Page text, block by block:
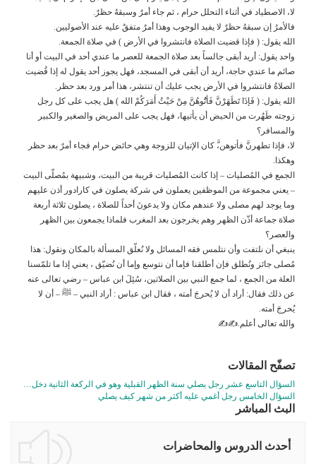
لا، الاصطياد في أثناء التحلل حرام ، ثم جاء أمرٌ وسبقهُ حظرٌ.
فالأمرُ إن سبقهُ حظرٌ لا يفيد الوجوب وهذا أمرٌ متفقٌ عليه عند الأصوليين.
الله يقول: ( فإذا قضيت الصلاة فانتشروا في الأرض ) في صلاة الجمعة.
واحد يقول: أريد أبقى جالساً بعد صلاة الجمعة للعصر ما عندي أحد في البيت أو أنا
صائم ما عندي حاجة، أريد أن أبقى في المسجد، فهل يجوز أحد يقول له إذا قُضيت
الصلاةُ فانتشروا في الأرض يجب عليك أن تنتشر، هذا أمر ورد بعد حظر.
الله يقول: ( فَإذَا تَطَهَرْنَّ فَأتُُوهُنَّ مِنْ حَيْثُ أَمَرَكُمْ الله ) هل يجب على كل رجل
زوجته طَهُرت من الحيض أن يأتيها، فهل يجب على المريض والصغير والكبير
والمسافر؟
لا، فإذا تطهرنَّ فأتوهن،َّ كان الإتيان للزوجة وهي حائض حرام فجاء أمرٌ بعد حظر
وهكذا.
الجمع في المُصليات – إذا كانت المُصليات قريبة من البيت، وشبيهة بمُصلّى البيت
– يعني مجموعة من الموظفين يعملون في شركة يصلون في كارادور أذن عليهم
وما يوجد لهم مصلى ولا عندهم مكان ولا يدعونَ أحداً للصلاة ، يصلون ثلاثة أربعة
صلاة جماعة أذّن الظهر وهم يخرجون بعد المغرب فلماذا يجمعون بين الظهر
والعصر؟
ينبغي أن نلتفت وأن نتلمس فقه المسائل ولا نُعلّق المسألة بالمكان ونقول: هذا
مُصلى جائز ونُطلق فإن أطلقنا فإما أن نتوسع وإما أن نُضيّق ، يعني إذا ما تلمّسنا
العلة من الجمع ، لما جمع النبي بين الصلاتين، سُئِلَ ابن عباس – رضي تعالى عنه
عن ذلك فقال: أراد أن لا يُحرجَ أمته ، فقال ابن عباس : أراد النبي – ﷺ – أن لا
يُحرجَ أمته.
والله تعالى أعلم.✍✍
تصفّح المقالات
السؤال التاسع عشر رجل يصلي سنة الظهر القبلية وهو في الركعة الثانية دخل…
السؤال الخامس رجل أغمي عليه أكثر من شهر كيف يصلي
البث المباشر
أحدث الدروس والمحاضرات